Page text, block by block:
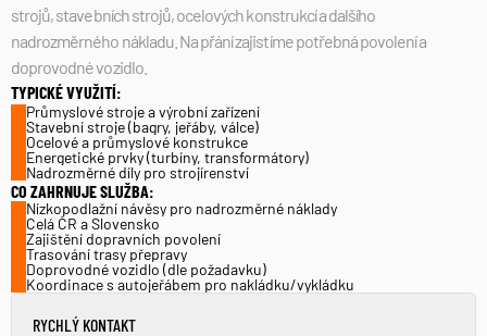
strojů, stavebních strojů, ocelových konstrukcí a dalšího
nadrozměrného nákladu. Na přání zajistíme potřebná povolení a
doprovodné vozidlo.
TYPICKÉ VYUŽITÍ:
Průmyslové stroje a výrobní zařízení
Stavební stroje (bagry, jeřáby, válce)
Ocelové a průmyslové konstrukce
Energetické prvky (turbíny, transformátory)
Nadrozměrné díly pro strojírenství
CO ZAHRNUJE SLUŽBA:
Nízkopodlažní návěsy pro nadrozměrné náklady
Celá ČR a Slovensko
Zajištění dopravních povolení
Trasování trasy přepravy
Doprovodné vozidlo (dle požadavku)
Koordinace s autojeřábem pro nakládku/vykládku
RYCHLÝ KONTAKT